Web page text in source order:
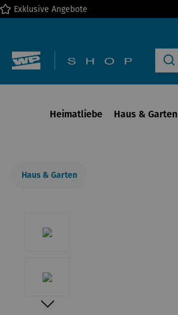
Zur Hauptnavigation springen
Exklusive Angebote
Heimatliebe Haus & Garten
Haus & Garten